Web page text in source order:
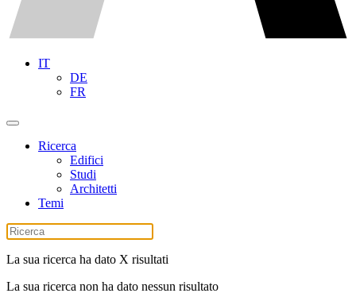
IT
DE
FR
Ricerca
Edifici
Studi
Architetti
Temi
La sua ricerca ha dato X risultati
La sua ricerca non ha dato nessun risultato